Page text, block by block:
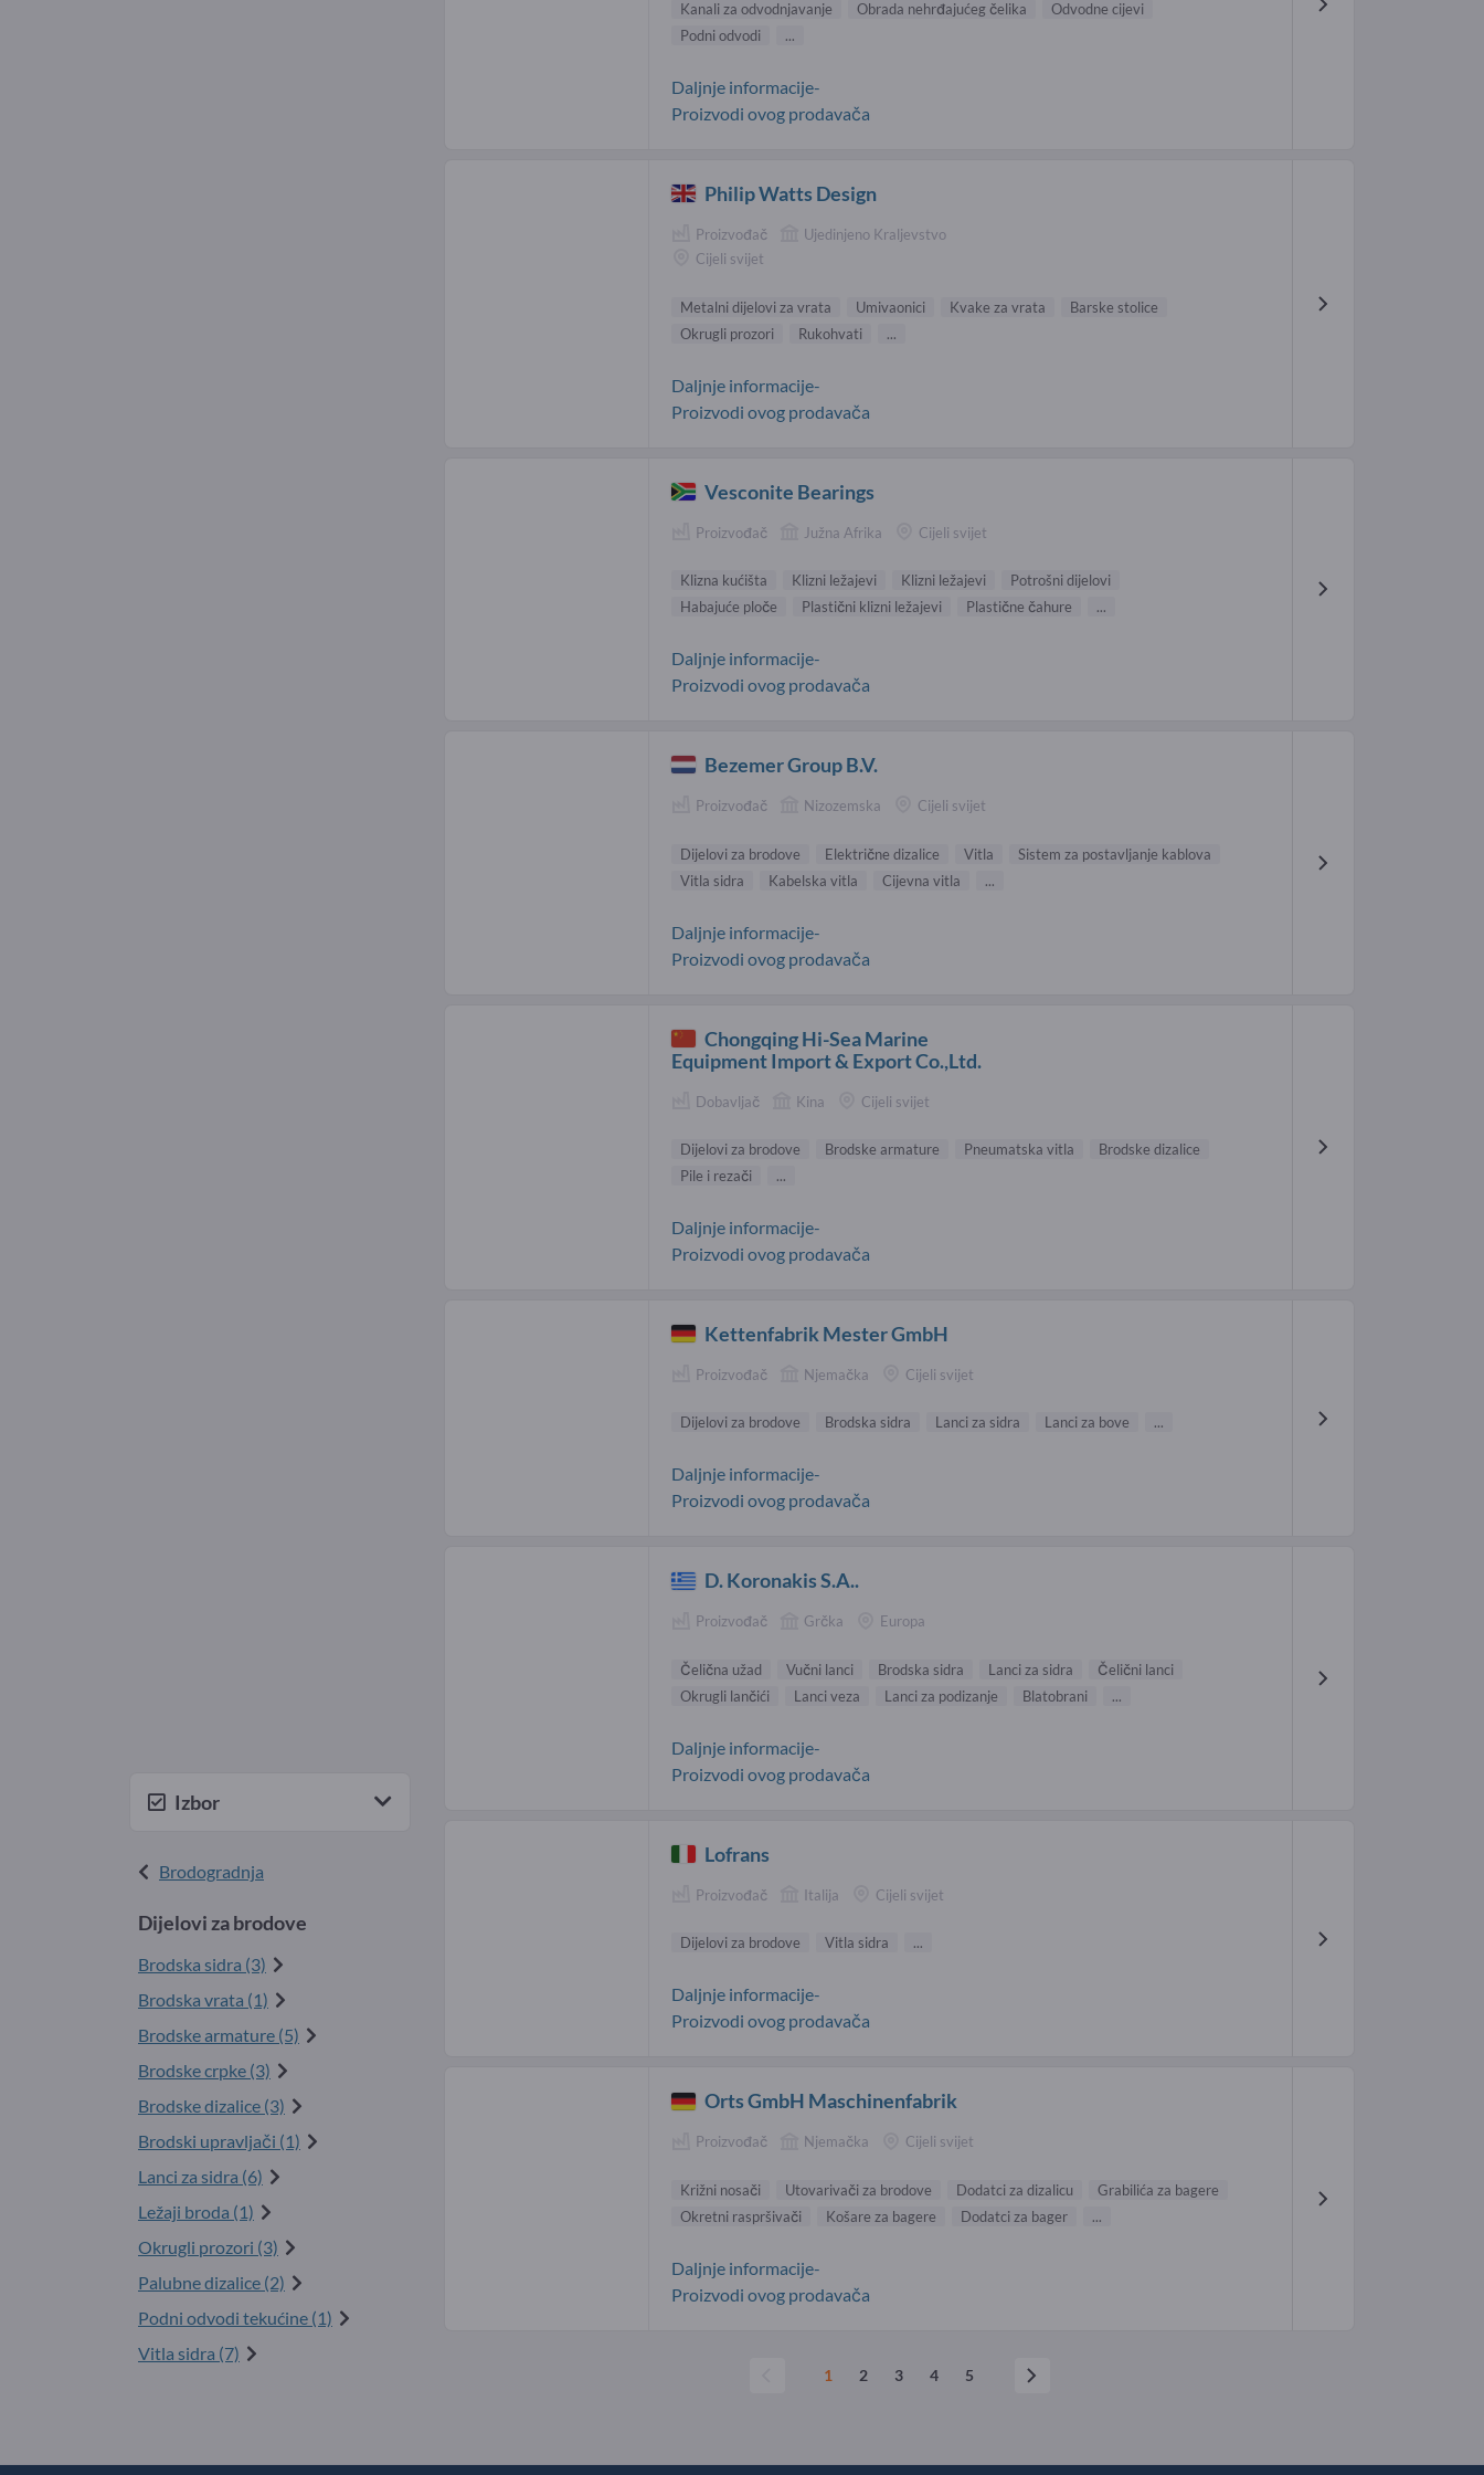
Izbor
Brodogradnja
Dijelovi za brodove
Brodska sidra (3)
Brodska vrata (1)
Brodske armature (5)
Brodske crpke (3)
Brodske dizalice (3)
Brodski upravljači (1)
Lanci za sidra (6)
Ležaji broda (1)
Okrugli prozori (3)
Palubne dizalice (2)
Podni odvodi tekućine (1)
Vitla sidra (7)
Kanali za odvodnjavanje
Obrada nehrđajućeg čelika
Odvodne cijevi
Podni odvodi
...
Daljnje informacije-
Proizvodi ovog prodavača
Philip Watts Design
Proizvođač
Ujedinjeno Kraljevstvo
Cijeli svijet
Metalni dijelovi za vrata Umivaonici Kvake za vrata
Barske stolice
Okrugli prozori
Rukohvati ...
Daljnje informacije-
Proizvodi ovog prodavača
Vesconite Bearings
Proizvođač Južna Afrika Cijeli svijet
Klizna kućišta Klizni ležajevi Klizni ležajevi
Potrošni dijelovi
Habajuće ploče
Plastični klizni ležajevi Plastične čahure ...
Daljnje informacije-
Proizvodi ovog prodavača
Bezemer Group B.V.
Proizvođač Nizozemska Cijeli svijet
Dijelovi za brodove Električne dizalice Vitla
Sistem za postavljanje kablova
Vitla sidra
Kabelska vitla Cijevna vitla ...
Daljnje informacije-
Proizvodi ovog prodavača
Chongqing Hi-Sea Marine
Equipment Import & Export Co.,Ltd.
Dobavljač Kina Cijeli svijet
Dijelovi za brodove Brodske armature Pneumatska vitla
Brodske dizalice
Pile i rezači
...
Daljnje informacije-
Proizvodi ovog prodavača
Kettenfabrik Mester GmbH
Proizvođač Njemačka Cijeli svijet
Dijelovi za brodove Brodska sidra Lanci za sidra Lanci za bove ...
Daljnje informacije-
Proizvodi ovog prodavača
D. Koronakis S.A..
Proizvođač Grčka Europa
Čelična užad Vučni lanci Brodska sidra Lanci za sidra
Čelični lanci
Okrugli lančići
Lanci veza Lanci za podizanje Blatobrani ...
Daljnje informacije-
Proizvodi ovog prodavača
Lofrans
Proizvođač Italija Cijeli svijet
Dijelovi za brodove Vitla sidra ...
Daljnje informacije-
Proizvodi ovog prodavača
Orts GmbH Maschinenfabrik
Proizvođač Njemačka Cijeli svijet
Križni nosači Utovarivači za brodove Dodatci za dizalicu
Grabilića za bagere
Okretni raspršivači
Košare za bagere Dodatci za bager ...
Daljnje informacije-
Proizvodi ovog prodavača
1 2 3 4 5